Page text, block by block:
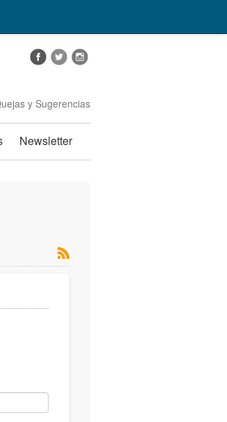
y Sugerencias
Newsletter